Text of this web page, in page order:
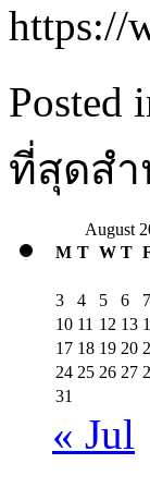
https://
Posted
ที่สุดสำ
August
M T W T
3
4 5 6 7
10 11 12 13
17 18 19 20
24 25 26 27
31
« Jul